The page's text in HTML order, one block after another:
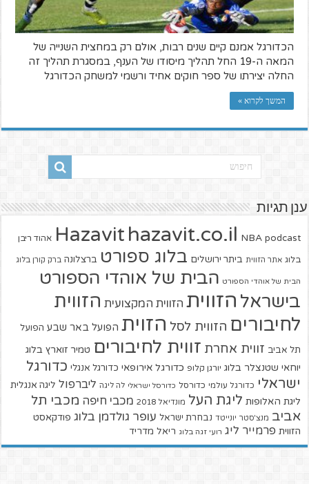
הכדורגל אמנם קיים שנים רבות, אולם רק במחצית השנייה של
המאה ה-19 החל תהליך מיסודו של הענף, במסגרת תהליך זה
החלה יצירתו של ספר חוקים אחיד ורשמי למשחק הכדורגל
המשך לקרוא »
ענן תגיות
Hazavit hazavit.co.il NBA podcast אהוד ריבן
בלוג אתר הזווית ביתר ירושלים בלוג ספורט ברצלונה ברק קורן בלוג
הבית של אוהדי הספורט הבית של אוהדי הספורט
בישראל הזווית הזווית המקצועית הזווית
לחיבורים הזווית לסל הזוית הפועל באר שבע הפועל
תל אביב זווית אחרת זווית לחיבורים טמיר זוארץ בלוג
יוחאי שטנצלר בלוג יורגן קלופ כדורגל אירופאי כדורגל אנגלי כדורגל
ישראלי כדורגל עולמי כדורסל כדורסל ישראלי לה ליגה ליברפול ליגה אנגלית
ליגת האלופות ליגת העל מונדיאל 2018 מכבי חיפה מכבי תל
אביב מנצ'סטר יונייטד נבחרת ישראל עופר גולדמן בלוג פודקאסט
הזווית פרמייר ליג רועי זגה בלוג ריאל מדריד